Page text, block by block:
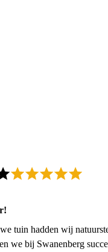
tuin hadden wij
we bij Swanenberg